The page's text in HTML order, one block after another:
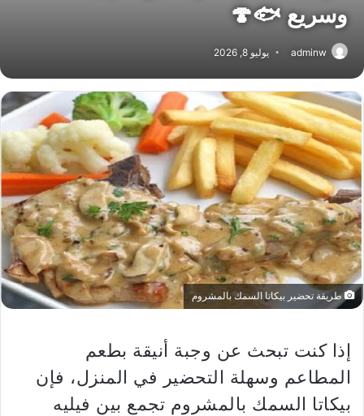
وسريع 🐟🍄
adminw يوليو 8, 2026
طريقة تحضير بيكاتا السمك بالمشروم
إذا كنت تبحث عن وجبة أنيقة بطعم
المطاعم وسهلة التحضير في المنزل، فإن
بيكاتا السمك بالمشروم تجمع بين فيليه